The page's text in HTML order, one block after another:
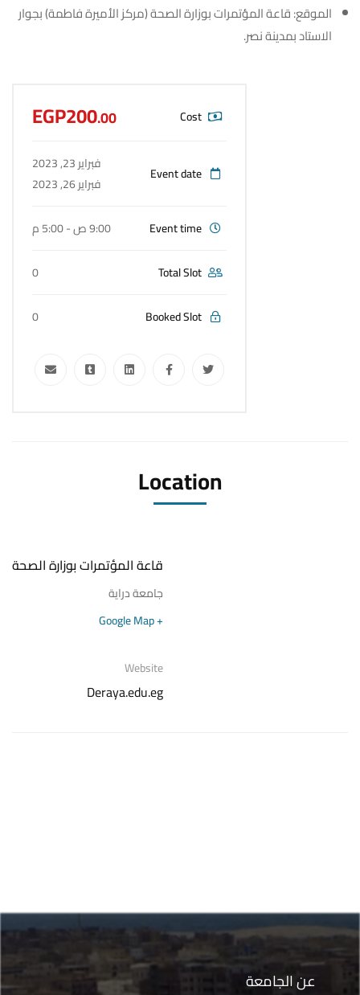
الموقع: قاعة المؤتمرات بوزارة الصحة (مركز الأميرة فاطمة) بجوار
الاستاد بمدينة نصر.
EGP200.00
فبراير 23, 2023
فبراير 26, 2023
9:00 ص - 5:00 م
0
0
Location
قاعة المؤتمرات بوزارة الصحة
جامعة دراية
+ Google Map
Website
Deraya.edu.eg
عن الجامعة